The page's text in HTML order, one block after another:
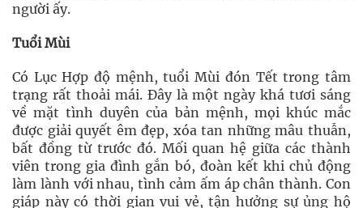
người ấy.
Tuổi Mùi
Có Lục Hợp độ mệnh, tuổi Mùi đón Tết trong tâm
trạng rất thoải mái. Đây là một ngày khá tươi sáng
về mặt tình duyên của bản mệnh, mọi khúc mắc
được giải quyết êm đẹp, xóa tan những mâu thuẫn,
bất đồng từ trước đó. Mối quan hệ giữa các thành
viên trong gia đình gắn bó, đoàn kết khi chủ động
làm lành với nhau, tình cảm ấm áp chân thành. Con
giáp này có thời gian vui vẻ, tận hưởng sự ủng hộ